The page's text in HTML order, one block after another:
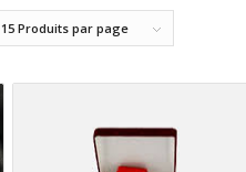
15 Produits par page